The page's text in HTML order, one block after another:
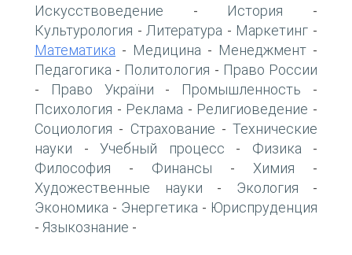
Искусствоведение - История -
Культурология - Литература - Маркетинг -
Математика - Медицина - Менеджмент -
Педагогика - Политология - Право России
- Право України - Промышленность -
Психология - Реклама - Религиоведение -
Социология - Страхование - Технические
науки - Учебный процесс - Физика -
Философия - Финансы - Химия -
Художественные науки - Экология -
Экономика - Энергетика - Юриспруденция
- Языкознание -